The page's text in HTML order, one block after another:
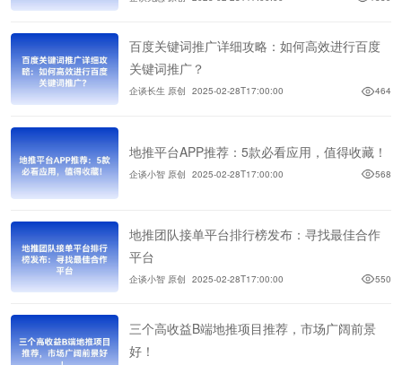
百度关键词推广详细攻略：如何高效进行百度
关键词推广？
企谈长生 原创 2025-02-28T17:00:00 464
地推平台APP推荐：5款必看应用，值得收藏！
企谈小智 原创 2025-02-28T17:00:00 568
地推团队接单平台排行榜发布：寻找最佳合作
平台
企谈小智 原创 2025-02-28T17:00:00 550
三个高收益B端地推项目推荐，市场广阔前景
好！